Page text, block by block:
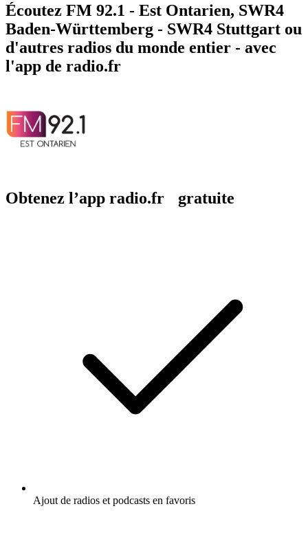
Écoutez FM 92.1 - Est Ontarien, SWR4
Baden-Württemberg - SWR4 Stuttgart ou
d'autres radios du monde entier - avec
l'app de radio.fr
Obtenez l’app radio.fr gratuite
Ajout de radios et podcasts en favoris